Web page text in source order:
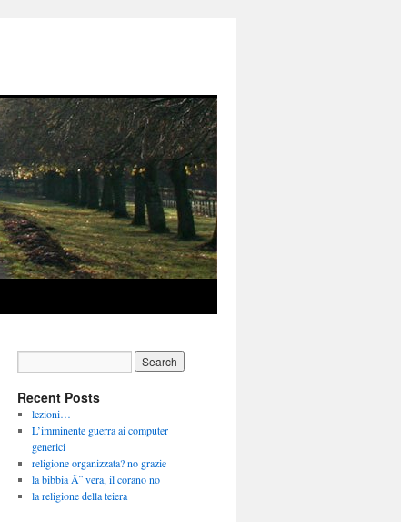
Recent Posts
lezioni…
L’imminente guerra ai computer
generici
religione organizzata? no grazie
la bibbia Ã¨ vera, il corano no
la religione della teiera